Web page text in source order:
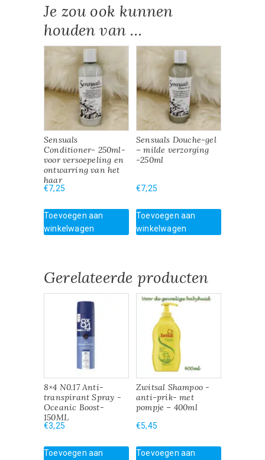
Je zou ook kunnen
houden van …
Sensuals
Conditioner- 250ml-
voor versoepeling en
ontwarring van het
haar
€7,25
Toevoegen aan
winkelwagen
Sensuals Douche-gel
– milde verzorging
-250ml
€7,25
Toevoegen aan
winkelwagen
Gerelateerde producten
8×4 N0.17 Anti-
transpirant Spray -
Oceanic Boost-
150ML
€3,25
Toevoegen aan
Zwitsal Shampoo -
anti-prik- met
pompje – 400ml
€5,45
Toevoegen aan